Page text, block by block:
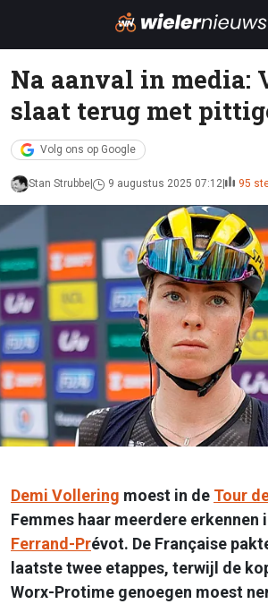
Na aanval in media:
slaat terug met
Volg ons op Google
Stan Strubbe 9 augustus 2025 07:12 95
Demi Vollering moest in de Tour
Femmes haar meerdere erkennen
Ferrand-Prévot. De Française
laatste twee etappes, terwijl de
Worx-Protime genoegen moest